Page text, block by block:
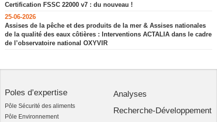
Certification FSSC 22000 v7 : du nouveau !
25-06-2026
Assises de la pêche et des produits de la mer & Assises nationales
de la qualité des eaux côtières : Interventions ACTALIA dans le cadre
de l’observatoire national OXYVIR
Poles d’expertise
Pôle Sécurité des aliments
Pôle Environnement
Analyses
Recherche-Développement